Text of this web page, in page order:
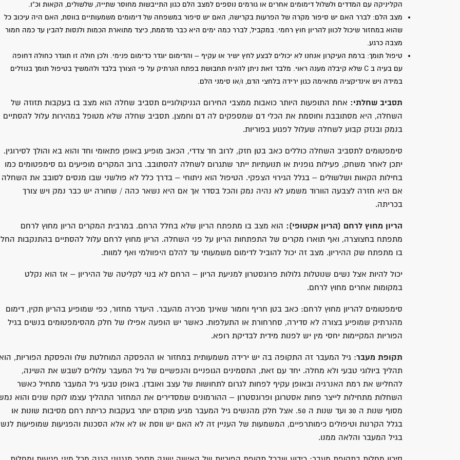
הקליניקה עם המדדים ולשלול דימומים אחרים או גורמים נוספים למצב הלם כגון התייבשות מחוסר שתייה, שלשולים, הקאות וכ"ו.
מצב הלם: לברר האם יש סיפור מקרה של הפרעות בקרישה, האם יש סיפור במשפחה של דימומים משמעותיים בווסת, האם היה עיכוב כל
שהוא במחזור שיכול לכוון להריון חוץ רחמי. במקביל, לברר כמה ימים היא כבר מדממת, כיצד מתוארת הכמות ולנסות להבין עד כמה חמור
מצבה כרגע.
טיפול תומך: ברמת העיקרון אנחנו לא יכולים לבצע לחץ ישיר או עקיף – והדימום יוגדר כדימום פנימי. ולכן חולה זו תוגדר כחולה דחופה
עם בעיה ב C שלא קיבלה מענה ראוי. מלבד זאת ניתן להניח תחבושת בפתח הנרתיק על פי הצורך בלבד ולהמשיך בטיפול תומך בנוזלים
במידה ויש אינדיקציה מתאימה כגון ירידה בלחצי הדם, ו/או סימני הלם.
תסביב שחלתי: אחת התופעות היותר כואבות ממצבי החירום הגניקולוגיים תסביב שחלה הוא מצב בו בעקבות תזוזה של
השחלה, היא מסתובבת וחוסמת את הכלי דם שמספקים לה דם וחמצן. תסביב שחלה שלא מטופל במהירות עלול להסתיים
בנמק ובנזק קבוע לשחלה שעלול לפגוע בפוריות.
סימפטומים לתסביב השחלה כוללים כאב בטן חזק, לרוב חד צדדי, הכאב מופיע באופן פתאומי וחד והוא בא והולך לסירוגין.
יתכן לאחר משחק, פעילות גופנית או תנועתיות ייתר שתגרום לשחלה להסתובב. ברוב המקרים מופיעים גם סימפטומים כמו
בחילות הקאות ושלשולים – בגלל הגירוי הצפקי. הטיפול הוא ניתוחי – בדרך כלל לא פולשני שבו מנסים לסובב את
אם היא חזרה לצבעה הוורוד משמע לא נהיה נמק והכל בסדר אך אם היא נשאר כהה / שחורה יש כבר נמק ויש צורך
בכריתה.
הריון מחוץ לרחם (הריון אקטופי): הוא מצב בו מתפתח הריון שלא בחלל הרחם. במרבית המקרים הריון מחוץ לרחם
מתפתח בחצוצרה, ואף תוארו מקרים של התפתחות הריון על פני השחלה. הריון מחוץ לרחם עלול להסתיים בהתנקבות
בו מתפתח שק ההיריון. מצב זה יכול להוביל לדימום משמעותי עד להלם היפוולמי ואף למוות.
יכול להיות אצל נשים שנוטלות גלולות פרוגסטרון למניעת הריון – הרחם לא בנוי לקליטה של ההיריון – אז הוא נקלט
במקומות אחרים מחוץ לרחם.
סימפטומים להריון מחוץ לרחם: כאב בטן חריף וחמור שאינך מכירה מהעבר. היעדר מחזור, כפי שמופיע בהריון תקין, דימום
מהנרתיק שמופיע בצורה לא סדירה, סחרחורת או התעלפות. כאשר יש הופעה אפילו של חלק מהסימפטומים בנשים בגיל
הפוריות המקיימות יחסי מין יש לפנות מידית לבדיקת רופא.
תקופת מעבר: גיל המעבר זה התקופה בה יש ירידה משמעותית במחזור או ההפסקה המוחלטת שלו והפסקת הפוריות,
תהליך ביולוגי טבעי ולא מחלה. יחד עם זאת, התסמינים הגופניים והנפשיים של גיל המעבר עלולים לשבש את השינה,
להחליש את רמת האנרגיה ובאופן עקיף לפחות לגרום לתחושות של עצב ואובדן. באופן טבעי גיל המעבר מתחיל כאשר
השחלות מתחילות לייצר פחות אסטרוגן ופרוגסטרון – ההורמונים שמסדירים את המחזור התהליך עצמו לוקח שנים והוא
מסוף שנות ה 30 ועד שנות ה 50. אצל חלק מהנשים גיל המעבר מגיע מוקדם יותר בעקבות כריתת רחם מסיבות שונות או
בגלל הקרנות וטיפולים כימותרפיים, המשמעות של העניין זה לא האם יש ווסת או לא אלא הסכנות והפגיעות שמופיעות
בגיל המעבר והלאה ממנו.